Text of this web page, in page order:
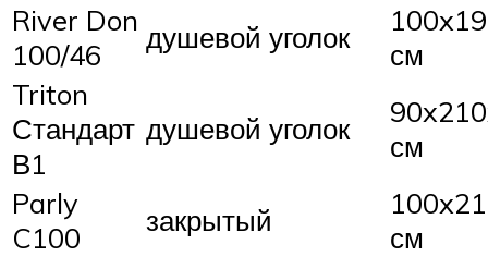
River Don
100/46
душевой уголок
см
Triton
Стандарт
В1
душевой уголок
см
Parly
C100
закрытый
см